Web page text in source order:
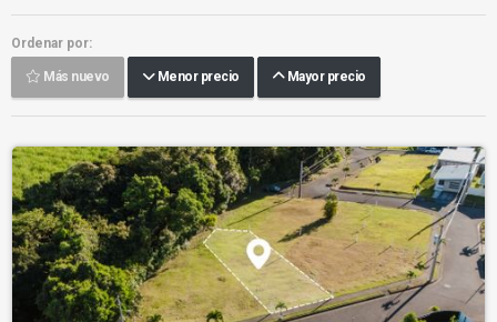
Ordenar por:
Más nuevo Menor precio Mayor precio